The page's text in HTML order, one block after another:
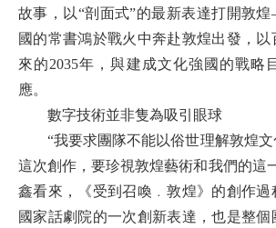
故事，以“剖面式”的最新表達打開敦
國的常書鴻於戰火中奔赴敦煌出發，
來的2035年，與建成文化強國的戰略
應。
數字技術並非隻為吸引眼球
“我要求團隊不能以俗世理解敦煌文
這次創作，要珍視敦煌藝術和我們的這
鑫看來，《受到召喚﹒敦煌》的創作過
國家話劇院的一次創新表達，也是整